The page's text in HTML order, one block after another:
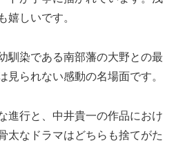
嬉しいです。
馴染である南部藩の大野との最
見られない感動の名場面です。
進行と、中井貴一の作品におけ
太なドラマはどちらも捨てがた